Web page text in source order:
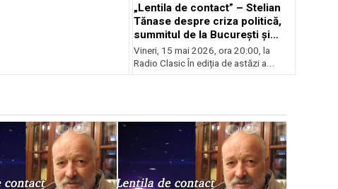
„Lentila de contact” – Stelian
Tănase despre criza politică,
summitul de la București și
ascensiunea lui Bolojan
Vineri, 15 mai 2026, ora 20:00, la
Radio Clasic În ediția de astăzi a...